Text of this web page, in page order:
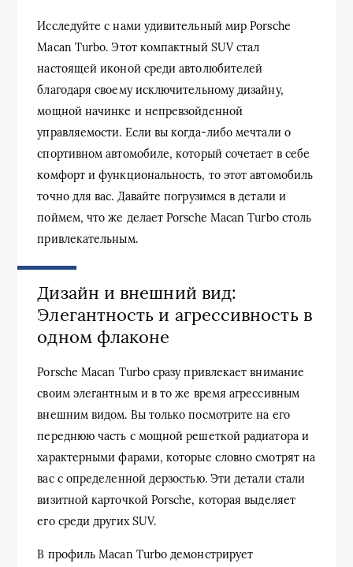
Исследуйте с нами удивительный мир Porsche
Macan Turbo. Этот компактный SUV стал
настоящей иконой среди автолюбителей
благодаря своему исключительному дизайну,
мощной начинке и непревзойденной
управляемости. Если вы когда-либо мечтали о
спортивном автомобиле, который сочетает в себе
комфорт и функциональность, то этот автомобиль
точно для вас. Давайте погрузимся в детали и
поймем, что же делает Porsche Macan Turbo столь
привлекательным.
Дизайн и внешний вид:
Элегантность и агрессивность в
одном флаконе
Porsche Macan Turbo сразу привлекает внимание
своим элегантным и в то же время агрессивным
внешним видом. Вы только посмотрите на его
переднюю часть с мощной решеткой радиатора и
характерными фарами, которые словно смотрят на
вас с определенной дерзостью. Эти детали стали
визитной карточкой Porsche, которая выделяет
его среди других SUV.
В профиль Macan Turbo демонстрирует